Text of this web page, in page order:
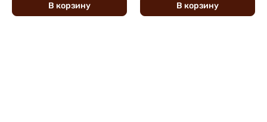
В корзину В корзину